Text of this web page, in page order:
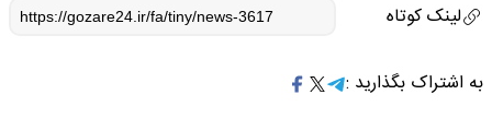
لینک کوتاه
به اشتراک بگذارید :